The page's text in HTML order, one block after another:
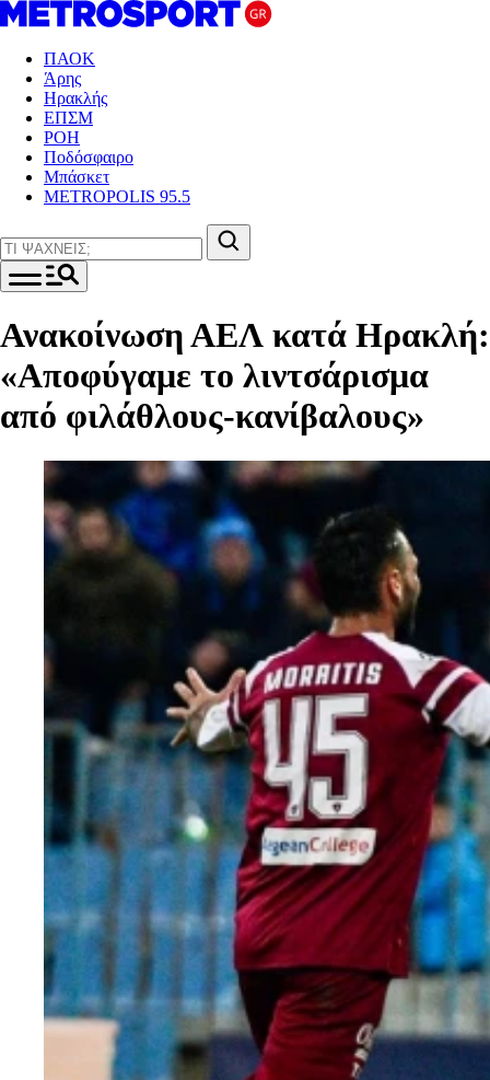
ΠΑΟΚ
Άρης
Ηρακλής
ΕΠΣΜ
ΡΟΗ
Ποδόσφαιρο
Μπάσκετ
METROPOLIS 95.5
Ανακοίνωση ΑΕΛ κατά Ηρακλή:
«Αποφύγαμε το λιντσάρισμα
από φιλάθλους-κανίβαλους»